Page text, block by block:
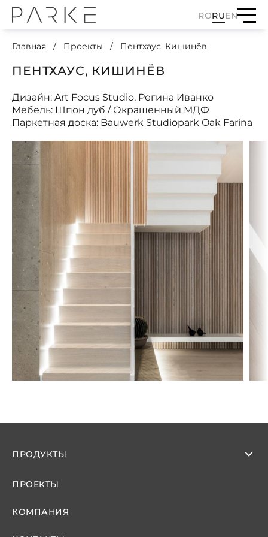
RORUEN
Главная Проекты Пентхаус, Кишинёв
ПЕНТХАУС, КИШИНЁВ
Дизайн: Art Focus Studio, Регина Иванко
Мебель: Шпон дуб / Окрашенный МДФ
Паркетная доска: Bauwerk Studiopark Oak Farina
ПРОДУКТЫ
ПРОЕКТЫ
КОМПАНИЯ